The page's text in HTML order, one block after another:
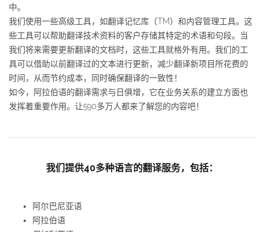
中。
我们使用一些高级工具，如翻译记忆库（TM）和内容管理工具。这
些工具可以帮助翻译技术资料的客户存储其特定的术语和句段。当
我们将来需要更新翻译的文档时，这些工具就格外有用。我们的工
具可以借助以前翻译过的文本进行更新，减少翻译新项目所花费的
时间，从而节约成本，同时确保翻译的一致性！
如今，阿拉伯语的翻译需求与日俱增，它在业务关系的建立方面也
发挥着重要作用。让590多万人都来了解您的内容吧！
我们提供40多种语言的翻译服务，包括：
阿尔巴尼亚语
阿拉伯语